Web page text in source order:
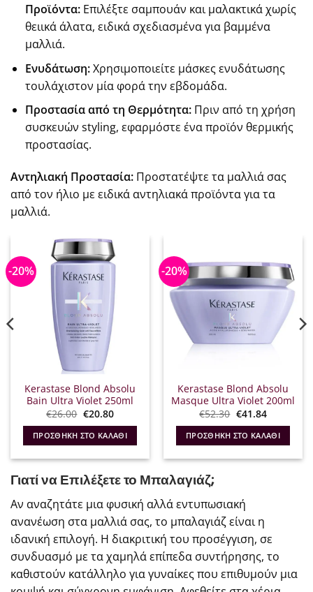
Προϊόντα:Επιλέξτε σαμπουάν και μαλακτικά χωρίς
θειικά άλατα, ειδικά σχεδιασμένα για βαμμένα
μαλλιά.
Ενυδάτωση:Χρησιμοποιείτε μάσκες ενυδάτωσης
τουλάχιστον μία φορά την εβδομάδα.
Προστασία από τη Θερμότητα:Πριν από τη χρήση
συσκευών styling, εφαρμόστε ένα προϊόν θερμικής
προστασίας.
Αντηλιακή Προστασία: Προστατέψτε τα μαλλιά σας
από τον ήλιο με ειδικά αντηλιακά προϊόντα για τα
μαλλιά.
-20%
Kerastase Blond Absolu
Bain Ultra Violet 250ml
€26.00 Original
price
was:
€26.00.
€20.80Η
τιμή
είναι:
€20.80.
ΠΡΟΣΘΉΚΗ ΣΤΟ ΚΑΛΆΘΙ
-20%
Kerastase Blond Absolu
Masque Ultra Violet 200ml
€52.30 Original
price
was:
€52.30.
€41.84Η
τρέχουσα
τιμή
είναι:
€41.84.
ΠΡΟΣΘΉΚΗ ΣΤΟ ΚΑΛΆΘΙ
Γιατί να Επιλέξετε το Μπαλαγιάζ;
Αν αναζητάτε μια φυσική αλλά εντυπωσιακή
ανανέωση στα μαλλιά σας, το μπαλαγιάζ είναι η
ιδανική επιλογή. Η διακριτική του προσέγγιση, σε
συνδυασμό με τα χαμηλά επίπεδα συντήρησης, το
καθιστούν κατάλληλο για γυναίκες που επιθυμούν μια